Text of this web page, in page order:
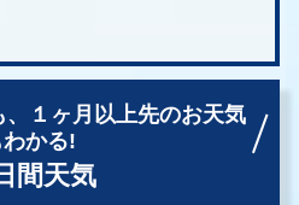
１ヶ月以上先のお天気
わかる!
間天気